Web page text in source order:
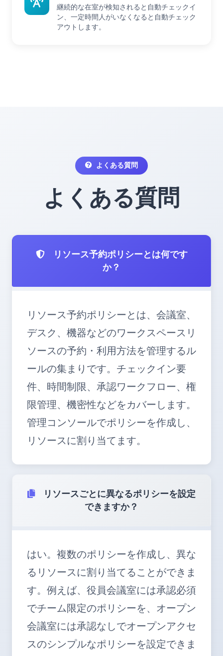
継続的な在室が検知されると自動チェックイ
ン、一定時間人がいなくなると自動チェック
アウトします。
よくある質問
よくある質問
か？
リソース予約ポリシーとは、会議室、
デスク、機器などのワークスペースリ
ソースの予約・利用方法を管理するル
ールの集まりです。チェックイン要
件、時間制限、承認ワークフロー、権
限管理、機密性などをカバーします。
管理コンソールでポリシーを作成し、
リソースに割り当てます。
できますか？
はい。複数のポリシーを作成し、異な
るリソースに割り当てることができま
す。例えば、役員会議室には承認必須
でチーム限定のポリシーを、オープン
会議室には承認なしでオープンアクセ
スのシンプルなポリシーを設定できま